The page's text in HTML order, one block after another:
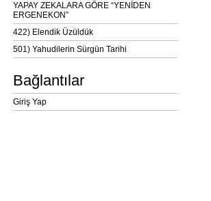
YAPAY ZEKALARA GÖRE “YENİDEN
ERGENEKON”
422) Elendik Üzüldük
501) Yahudilerin Sürgün Tarihi
Bağlantılar
Giriş Yap